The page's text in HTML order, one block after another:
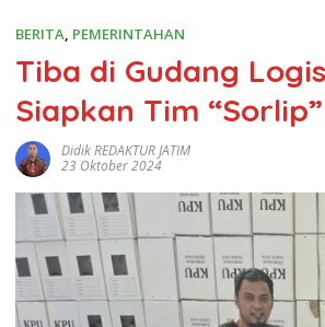
BERITA, PEMERINTAHAN
Tiba di Gudang
Siapkan Tim
Didik REDAKTUR JATIM
23 Oktober 2024